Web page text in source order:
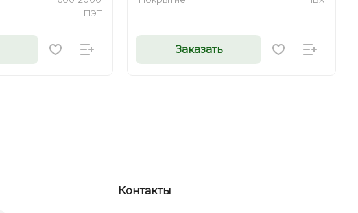
ПЭТ
Заказать
Контакты